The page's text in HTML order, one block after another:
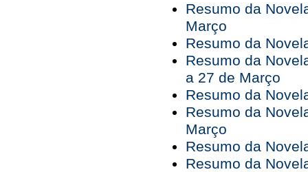
Resumo da
Março
Resumo da
Resumo da
a 27 de Março
Resumo da
Resumo da
Março
Resumo da
Resumo da